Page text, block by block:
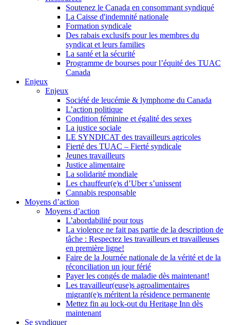
Soutenez le Canada en consommant syndiqué
La Caisse d'indemnité nationale
Formation syndicale
Des rabais exclusifs pour les membres du
syndicat et leurs families
La santé et la sécurité
Programme de bourses pour l’équité des TUAC
Canada
Enjeux
Enjeux
Société de leucémie & lymphome du Canada
L’action politique
Condition féminine et égalité des sexes
La justice sociale
LE SYNDICAT des travailleurs agricoles
Fierté des TUAC – Fierté syndicale
Jeunes travailleurs
Justice alimentaire
La solidarité mondiale
Les chauffeur(e)s d’Uber s’unissent
Cannabis responsable
Moyens d’action
Moyens d’action
L’abordabilité pour tous
La violence ne fait pas partie de la description de
tâche : Respectez les travailleurs et travailleuses
en première ligne!
Faire de la Journée nationale de la vérité et de la
réconciliation un jour férié
Payer les congés de maladie dès maintenant!
Les travailleur(euse)s agroalimentaires
migrant(e)s méritent la résidence permanente
Mettez fin au lock-out du Heritage Inn dès
maintenant
Se syndiquer